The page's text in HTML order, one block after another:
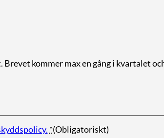
kommer max en gång i kvartalet
*(Obligatoriskt)